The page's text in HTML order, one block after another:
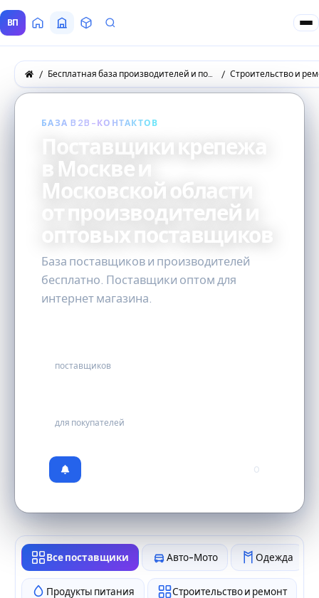
ВП ГлавнаяВсе Поставщики
ТоварыЗапросы покупателей
Бесплатная база производителей и поставщиков товаров оптом Строительство и
БАЗА B2B-КОНТАКТОВ
Поставщики крепежа
в Москве и
Московской области
от производителей и
оптовых поставщиков
База поставщиков и производителей
бесплатно. Поставщики оптом для
интернет магазина.
поставщиков
для покупателей
0
Все поставщики Авто-Мото Одежда
Продукты питания Строительство и ремонт